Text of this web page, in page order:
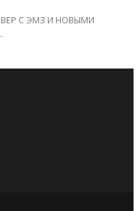
С ЭМЗ И НОВЫМИ